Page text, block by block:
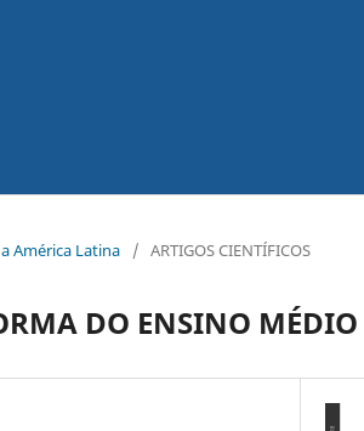
América Latina / ARTIGOS CIENTÍFICOS
DO ENSINO